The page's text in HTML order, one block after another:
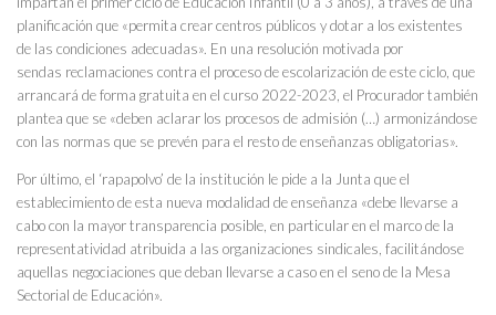
planificación que «permita crear centros públicos y dotar a los existentes
de las condiciones adecuadas». En una resolución motivada por
sendas reclamaciones contra el proceso de escolarización de este ciclo, que
arrancará de forma gratuita en el curso 2022-2023, el Procurador también
plantea que se «deben aclarar los procesos de admisión (…) armonizándose
con las normas que se prevén para el resto de enseñanzas obligatorias».
Por último, el ‘rapapolvo’ de la institución le pide a la Junta que el
establecimiento de esta nueva modalidad de enseñanza «debe llevarse a
cabo con la mayor transparencia posible, en particular en el marco de la
representatividad atribuida a las organizaciones sindicales, facilitándose
aquellas negociaciones que deban llevarse a caso en el seno de la Mesa
Sectorial de Educación».